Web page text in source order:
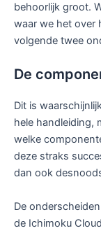
behoorlijk groot.
waar we het over
volgende twee
De
Dit is
hele handleiding,
welke
deze straks
dan ook
De
de Ichimoku